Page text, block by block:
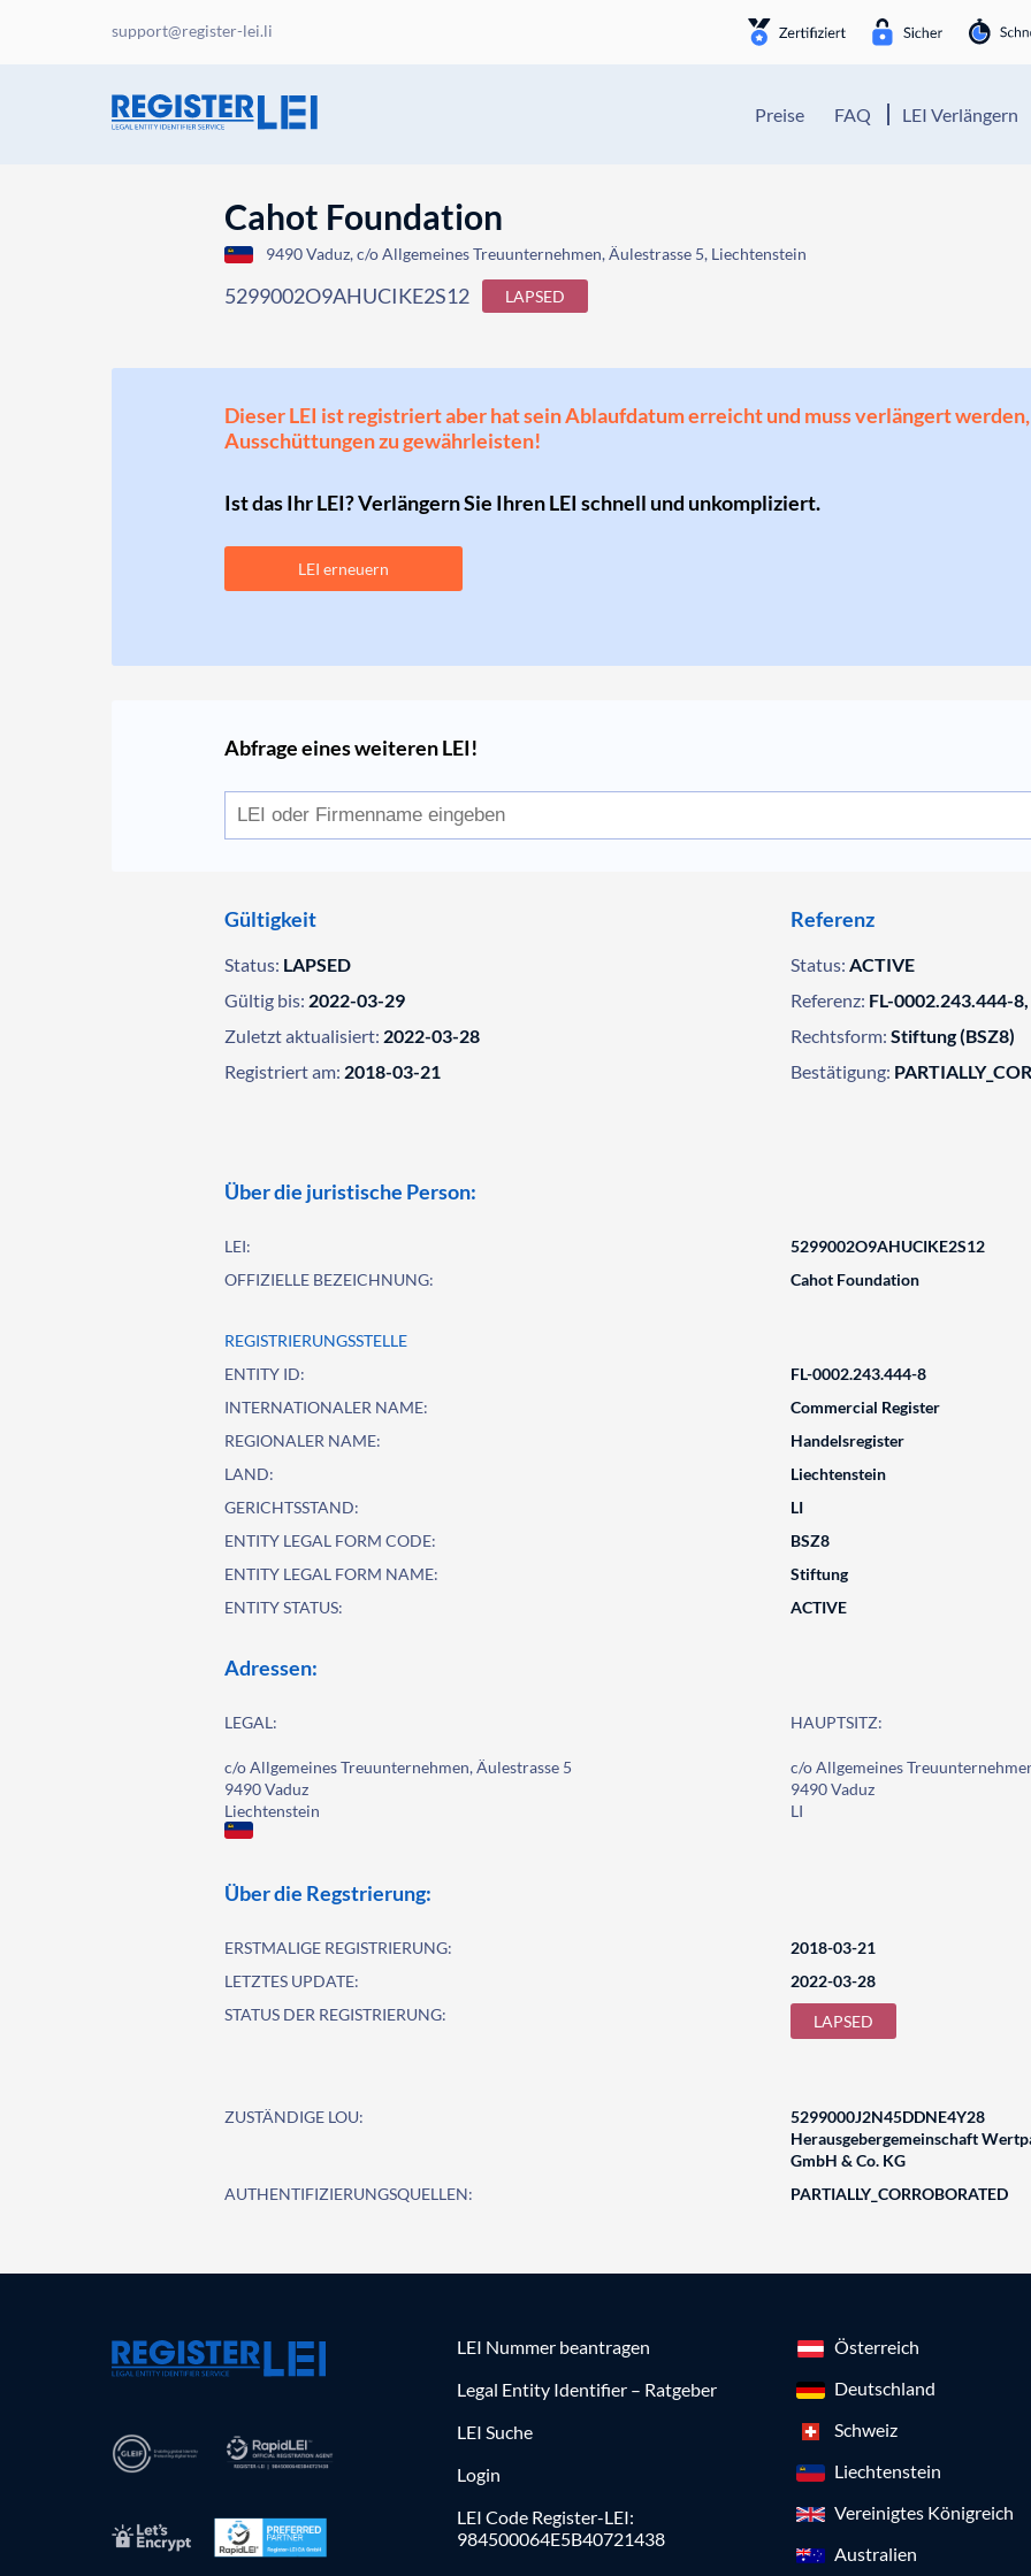
support@register-lei.li
Preise FAQ LEI Verlängern
Cahot Foundation
9490 Vaduz, c/o Allgemeines Treuunternehmen, Äulestrasse 5, Liechtenstein
5299002O9AHUCIKE2S12 LAPSED
Dieser LEI ist registriert aber hat sein Ablaufdatum erreicht und muss verlängert
Ausschüttungen zu gewährleisten!
Ist das Ihr LEI? Verlängern Sie Ihren LEI schnell und unkompliziert.
LEI erneuern
Abfrage eines weiteren LEI!
Gültigkeit
Status: LAPSED
Gültig bis: 2022-03-29
Zuletzt aktualisiert: 2022-03-28
Registriert am: 2018-03-21
Referenz
Status: ACTIVE
Referenz: FL-0002.243.444-
Rechtsform: Stiftung (BSZ8)
Bestätigung:
Über die juristische Person:
LEI:
5299002O9AHUCIKE2S12
OFFIZIELLE BEZEICHNUNG:
Cahot Foundation
REGISTRIERUNGSSTELLE
ENTITY ID:
FL-0002.243.444-8
INTERNATIONALER NAME:
Commercial Register
REGIONALER NAME:
Handelsregister
LAND:
Liechtenstein
GERICHTSSTAND:
LI
ENTITY LEGAL FORM CODE:
BSZ8
ENTITY LEGAL FORM NAME:
Stiftung
ENTITY STATUS:
ACTIVE
Adressen:
LEGAL:
c/o Allgemeines Treuunternehmen, Äulestrasse 5
9490 Vaduz
Liechtenstein
HAUPTSITZ:
c/o Allgemeines
9490 Vaduz
LI
Über die Regstrierung:
ERSTMALIGE REGISTRIERUNG:
2018-03-21
LETZTES UPDATE:
2022-03-28
STATUS DER REGISTRIERUNG:
LAPSED
ZUSTÄNDIGE LOU:
5299000J2N45DDNE4Y28
Herausgebergemeinschaft
GmbH & Co. KG
AUTHENTIFIZIERUNGSQUELLEN:
PARTIALLY_CORROBORATED
LEI Nummer beantragen
Legal Entity Identifier – Ratgeber
LEI Suche
Login
LEI Code Register-LEI:
984500064E5B40721438
Österreich
Deutschland
Schweiz
Liechtenstein
Vereinigtes Königreich
Australien